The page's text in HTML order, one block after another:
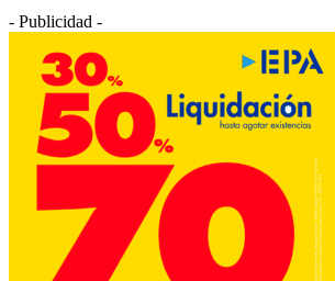
- Publicidad -